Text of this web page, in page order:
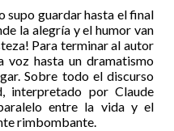
supo guardar hasta el final
la alegría y el humor van
Para terminar al autor
hasta un dramatismo
Sobre todo el discurso
interpretado por Claude
entre la vida y el
rimbombante.